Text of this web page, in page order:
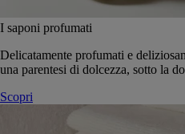
I saponi profumati
Delicatamente profumati e
una parentesi di dolcezza, sotto la
Scopri